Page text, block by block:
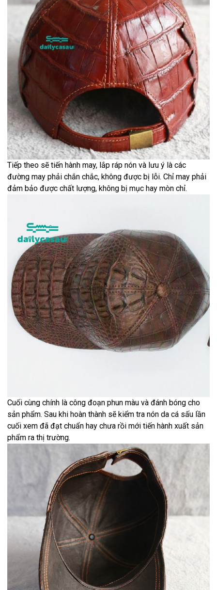
Tiếp theo sẽ tiến hành may, lắp ráp nón và lưu ý là các
đường may phải chắn chắc, không được bị lỗi. Chỉ may phải
đảm bảo được chất lượng, không bị mục hay mòn chỉ.
Cuối cùng chính là công đoạn phun màu và đánh bóng cho
sản phẩm. Sau khi hoàn thành sẽ kiểm tra nón da cá sấu lần
cuối xem đã đạt chuẩn hay chưa rồi mới tiến hành xuất sản
phẩm ra thị trường.